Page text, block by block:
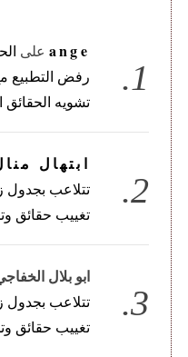
angeعلى
رفض التطبيع
تشويه الحقائق
ابتهال
تتلاعب بجدول
تغييب حقائق
ابو بلال
تتلاعب بجدول
تغييب حقائق